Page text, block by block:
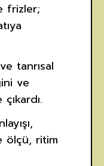
frizler;
tanrısal
ve
ölçü, ritim